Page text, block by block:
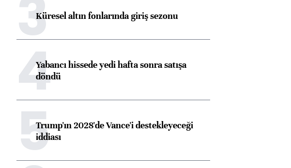
3Küresel altın fonlarında giriş sezonu
4Yabancı hissede yedi hafta sonra satışa
döndü
5Trump'ın 2028'de Vance'i destekleyeceği
iddiası